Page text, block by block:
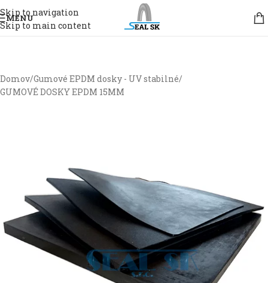
Skip to navigation
Skip to main content
MENU
Domov/Gumové EPDM dosky - UV stabilné/
GUMOVÉ DOSKY EPDM 15MM